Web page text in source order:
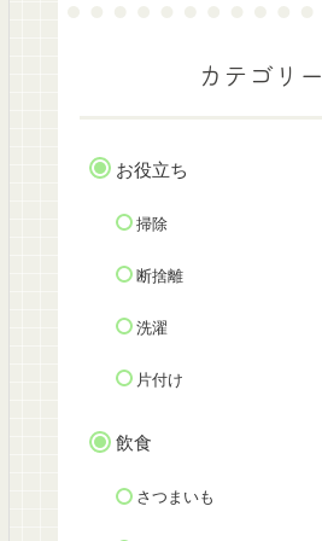
カテゴリー
お役立ち
掃除
断捨離
洗濯
片付け
飲食
さつまいも